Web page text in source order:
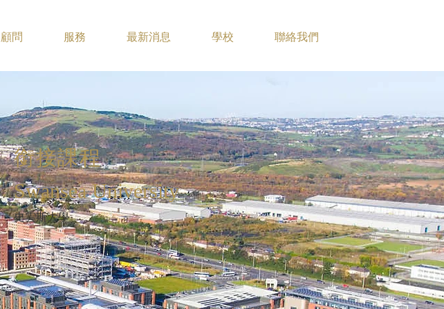
顧問 服務 最新消息 學校 聯絡我們
銜接課程
Swansea University
史雲斯大學